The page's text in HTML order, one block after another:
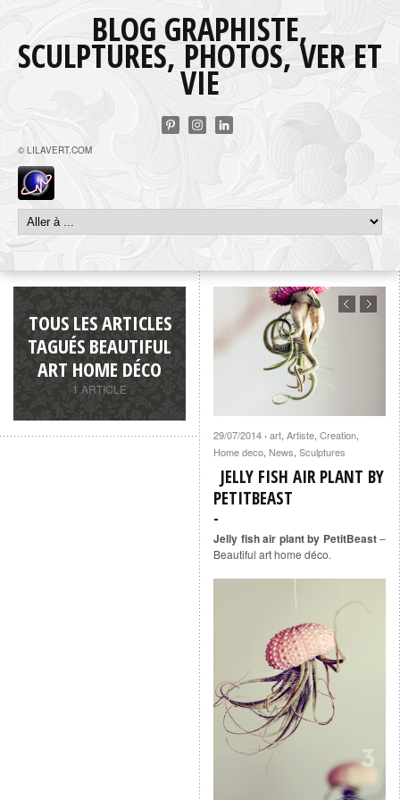
BLOG GRAPHISTE,
SCULPTURES, PHOTOS, VER ET
VIE
© LILAVERT.COM
TOUS LES ARTICLES
TAGUÉS BEAUTIFUL
ART HOME DÉCO
1 ARTICLE
29/07/2014 · art, Artiste, Creation,
Home deco, News, Sculptures
JELLY FISH AIR PLANT BY
PETITBEAST
Jelly fish air plant by PetitBeast–
Beautiful art home déco.